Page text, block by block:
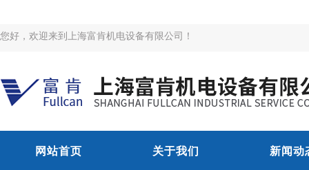
您好，欢迎来到上海富肯机电设备有限公司！
网站首页 关于我们 新闻动